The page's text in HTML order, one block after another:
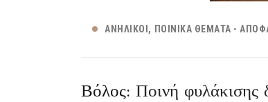
ΑΝΉΛΙΚΟΙ ΠΟΙΝΙΚΆ ΘΈΜΑΤΑ -
Βόλος: Ποινή φυλάκισης